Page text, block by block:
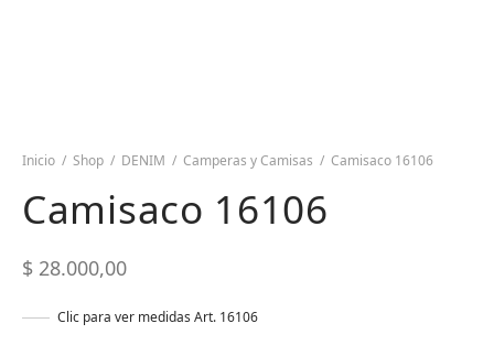
Inicio / Shop / DENIM / Camperas y Camisas / Camisaco 16106
Camisaco 16106
$ 28.000,00
Clic para ver medidas Art. 16106